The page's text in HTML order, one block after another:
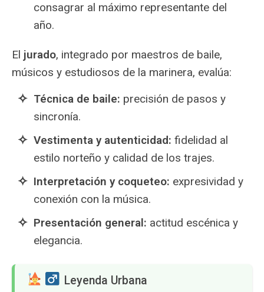
consagrar al máximo representante del
año.
El jurado, integrado por maestros de baile,
músicos y estudiosos de la marinera, evalúa:
Técnica de baile: precisión de pasos y
sincronía.
Vestimenta y autenticidad: fidelidad al
estilo norteño y calidad de los trajes.
Interpretación y coqueteo: expresividad y
conexión con la música.
Presentación general: actitud escénica y
elegancia.
️ Leyenda Urbana